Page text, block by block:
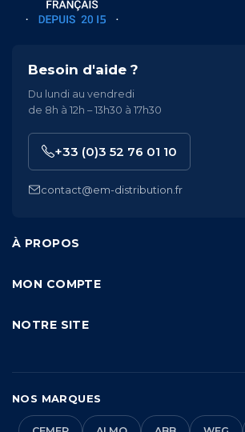
À PROPOS
MON COMPTE
NOTRE SITE
Besoin d'aide ?
Du lundi au vendredi
de 8h à 12h – 13h30 à 17h30
+33 (0)3 52 76 01 10
contact@em-distribution.fr
NOS MARQUES